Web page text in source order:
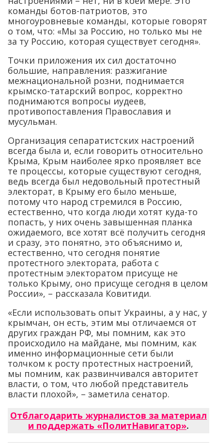
команды ботов-патриотов, это
многоуровневые команды, которые говорят
о том, что: «Мы за Россию, но только мы не
за ту Россию, которая существует сегодня».
Точки приложения их сил достаточно
большие, направления: разжигание
межнациональной розни, поднимается
крымско-татарский вопрос, корректно
поднимаются вопросы иудеев,
противопоставления Православия и
мусульман.
Организация сепаратистских настроений
всегда была и, если говорить относительно
Крыма, Крым наиболее ярко проявляет все
те процессы, которые существуют сегодня,
ведь всегда был недовольный протестный
электорат, в Крыму его было меньше,
потому что народ стремился в Россию,
естественно, что когда люди хотят куда-то
попасть, у них очень завышенная планка
ожидаемого, все хотят всё получить сегодня
и сразу, это понятно, это объяснимо и,
естественно, что сегодня понятие
протестного электората, работа с
протестным электоратом присуще не
только Крыму, оно присуще сегодня в целом
России», – рассказала Ковитиди.
«Если использовать опыт Украины, а у нас, у
крымчан, он есть, этим мы отличаемся от
других граждан РФ, мы помним, как это
происходило на майдане, мы помним, как
именно информационные сети были
толчком к росту протестных настроений,
мы помним, как развинчивался авторитет
власти, о том, что любой представитель
власти плохой», – заметила сенатор.
Отблагодарить журналистов за материал
и поддержать «ПолитНавигатор».